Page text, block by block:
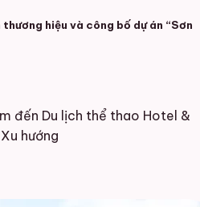
hiệu và công bố dự án “Sơn
đến Du lịch thể thao Hotel &
Xu hướng